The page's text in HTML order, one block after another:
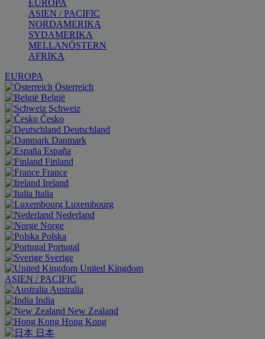
EUROPA
ASIEN / PACIFIC
NORDAMERIKA
SYDAMERIKA
MELLANÖSTERN
AFRIKA
EUROPA
Österreich
België
Schweiz
Česko
Deutschland
Danmark
España
Finland
France
Ireland
Italia
Luxembourg
Nederland
Norge
Polska
Portugal
Sverige
United Kingdom
ASIEN / PACIFIC
Australia
India
New Zealand
Hong Kong
日本